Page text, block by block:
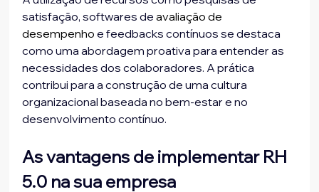
satisfação, softwares de avaliação de
desempenho e feedbacks contínuos se destaca
como uma abordagem proativa para entender as
necessidades dos colaboradores. A prática
contribui para a construção de uma cultura
organizacional baseada no bem-estar e no
desenvolvimento contínuo.
As vantagens de implementar RH
5.0 na sua empresa